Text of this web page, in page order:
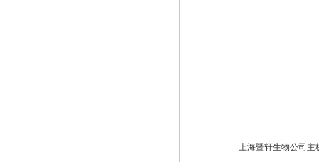
上海暨轩生物公司主